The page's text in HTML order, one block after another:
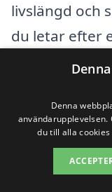
livslängd och
du letar efter
Katrineholm
överväga
Genom att
det bästa
Denna
du till alla